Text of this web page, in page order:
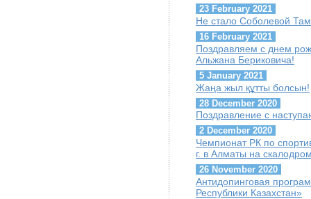
23 February 2021
Не стало Соболевой
16 February 2021
Поздравляем с днем
Альжана Бериковича!
5 January 2021
Жаңа жыл құтты болсын!
28 December 2020
Поздравление с
2 December 2020
Чемпионат РК по
г. в Алматы на
26 November 2020
Антидопинговая
Республики Казахстан»